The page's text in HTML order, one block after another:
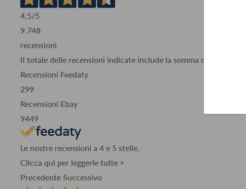
4,5/5
9.748
recensioni
Il totale delle recensioni indicate include la somma di:
Recensioni Feedaty
299
Recensioni Ebay
9449
Le nostre recensioni a 4 e 5 stelle.
Clicca qui per leggerle tutte >
Precedente Successivo